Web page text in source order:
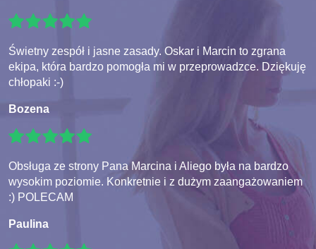
Świetny zespół i jasne zasady. Oskar i Marcin to zgrana
ekipa, która bardzo pomogła mi w przeprowadzce. Dziękuję
chłopaki :-)
Bozena
Obsługa ze strony Pana Marcina i Aliego była na bardzo
wysokim poziomie. Konkretnie i z dużym zaangażowaniem
:) POLECAM
Paulina